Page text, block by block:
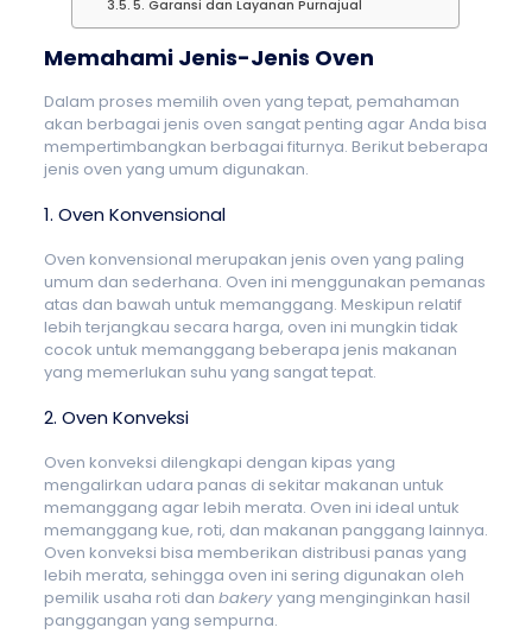
5. Garansi dan Layanan Purnajual
Memahami Jenis-Jenis Oven
Dalam proses memilih oven yang tepat, pemahaman
akan berbagai jenis oven sangat penting agar Anda bisa
mempertimbangkan berbagai fiturnya. Berikut beberapa
jenis oven yang umum digunakan.
1. Oven Konvensional
Oven konvensional merupakan jenis oven yang paling
umum dan sederhana. Oven ini menggunakan pemanas
atas dan bawah untuk memanggang. Meskipun relatif
lebih terjangkau secara harga, oven ini mungkin tidak
cocok untuk memanggang beberapa jenis makanan
yang memerlukan suhu yang sangat tepat.
2. Oven Konveksi
Oven konveksi dilengkapi dengan kipas yang
mengalirkan udara panas di sekitar makanan untuk
memanggang agar lebih merata. Oven ini ideal untuk
memanggang kue, roti, dan makanan panggang lainnya.
Oven konveksi bisa memberikan distribusi panas yang
lebih merata, sehingga oven ini sering digunakan oleh
pemilik usaha roti dan bakeryyang menginginkan hasil
panggangan yang sempurna.